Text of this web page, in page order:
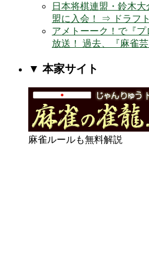
日本将棋連盟・鈴木
盟に入会！ ⇒ ドラフ
アメトーーク！で『
放送！ 過去、『麻雀芸
▼ 本家サイト
麻雀ルールも無料解説